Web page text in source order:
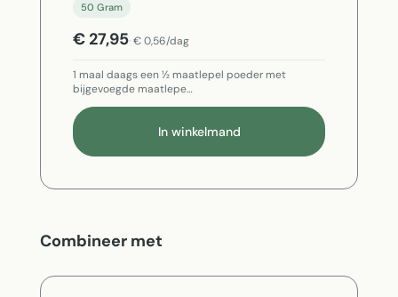
50 Gram
€ 27,95 € 0,56/dag
1 maal daags een ½ maatlepel poeder met
bijgevoegde maatlepe…
In winkelmand
Productgalerij overslaan
Combineer met